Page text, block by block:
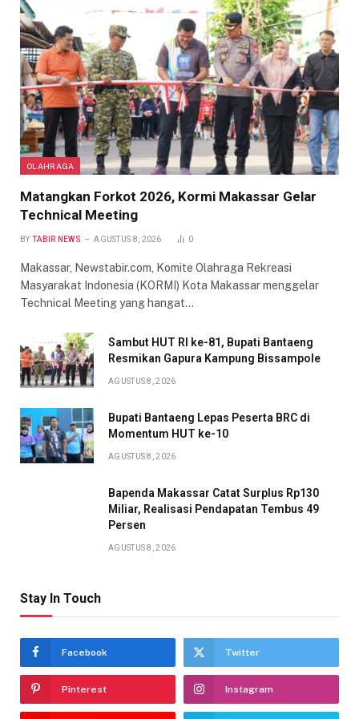
OLAHRAGA
Matangkan Forkot 2026, Kormi Makassar Gelar
Technical Meeting
BY TABIR NEWS AGUSTUS 8, 2026 0
Makassar, Newstabir.com, Komite Olahraga Rekreasi
Masyarakat Indonesia (KORMI) Kota Makassar menggelar
Technical Meeting yang hangat…
Sambut HUT RI ke-81, Bupati Bantaeng
Resmikan Gapura Kampung Bissampole
AGUSTUS 8, 2026
Bupati Bantaeng Lepas Peserta BRC di
Momentum HUT ke-10
AGUSTUS 8, 2026
Bapenda Makassar Catat Surplus Rp130
Miliar, Realisasi Pendapatan Tembus 49
Persen
AGUSTUS 8, 2026
Stay In Touch
Facebook Twitter
Pinterest Instagram